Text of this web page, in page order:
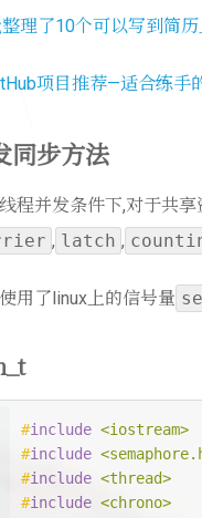
理了10个可以写到简
项目推荐—适合练手
同步方法
程并发条件下,对于共
, latch ,
用了linux上的信号量
#include <iostream>
#include
#include <thread>
#include <chrono>